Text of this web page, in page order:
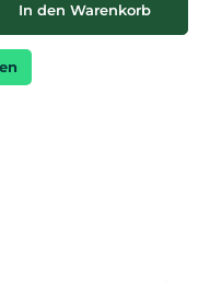
In den Warenkorb